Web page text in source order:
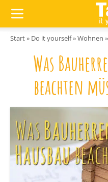
Start» Do it yourself»Wohnen »
Was
beachten